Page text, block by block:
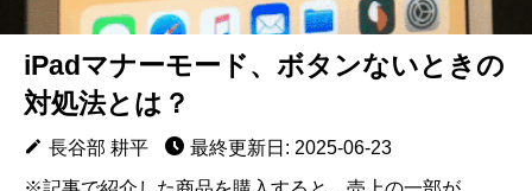
iPadマナーモード、ボタンないときの
対処法とは？
長谷部 耕平
最終更新日: 2025-06-23